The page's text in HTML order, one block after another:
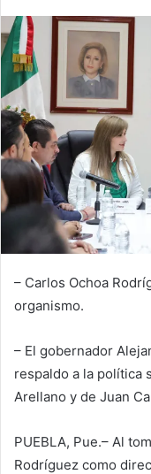
– Carlos Ochoa
organismo.
– El gobernador
respaldo a la política
Arellano y de Juan
PUEBLA, Pue.– Al
Rodríguez como